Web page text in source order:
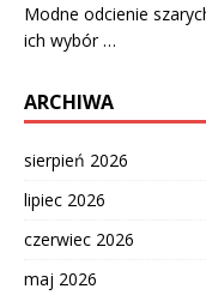
Modne odcienie
ich wybór …
ARCHIWA
sierpień 2026
lipiec 2026
czerwiec 2026
maj 2026